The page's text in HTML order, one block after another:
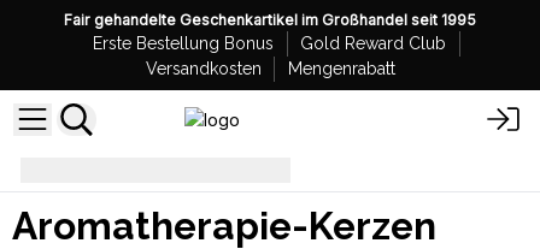
Fair gehandelte Geschenkartikel im Großhandel seit 1995
Erste Bestellung Bonus
Gold Reward Club
Versandkosten
Mengenrabatt
Aromatherapie-Kerzen